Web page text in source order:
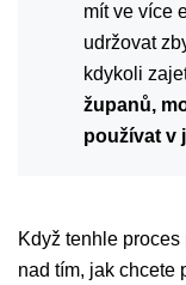
mít ve více
udržovat
kdykoli
županů,
používat v
Když tenhle
nad tím, jak chcete